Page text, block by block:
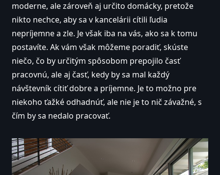
moderne, ale zároveň aj určito domácky, pretože
nikto nechce, aby sa v kancelárii cítili ľudia
nepríjemne a zle. Je však iba na vás, ako sa k tomu
postavíte. Ak vám však môžeme poradiť, skúste
niečo, čo by určitým spôsobom prepojilo časť
pracovnú, ale aj časť, kedy by sa mal každý
návštevník cítiť dobre a príjemne. Je to možno pre
niekoho ťažké odhadnúť, ale nie je to nič závažné, s
čím by sa nedalo pracovať.